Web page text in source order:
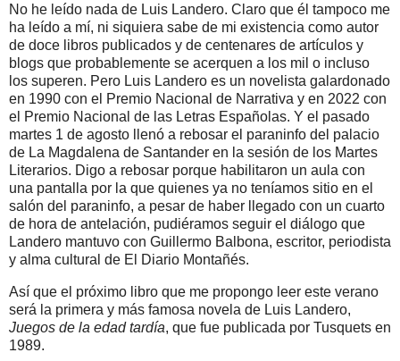
No he leído nada de Luis Landero. Claro que él tampoco me
ha leído a mí, ni siquiera sabe de mi existencia como autor
de doce libros publicados y de centenares de artículos y
blogs que probablemente se acerquen a los mil o incluso
los superen. Pero Luis Landero es un novelista galardonado
en 1990 con el Premio Nacional de Narrativa y en 2022 con
el Premio Nacional de las Letras Españolas. Y el pasado
martes 1 de agosto llenó a rebosar el paraninfo del palacio
de La Magdalena de Santander en la sesión de los Martes
Literarios. Digo a rebosar porque habilitaron un aula con
una pantalla por la que quienes ya no teníamos sitio en el
salón del paraninfo, a pesar de haber llegado con un cuarto
de hora de antelación, pudiéramos seguir el diálogo que
Landero mantuvo con Guillermo Balbona, escritor, periodista
y alma cultural de El Diario Montañés.
Así que el próximo libro que me propongo leer este verano
será la primera y más famosa novela de Luis Landero,
Juegos de la edad tardía, que fue publicada por Tusquets en
1989.